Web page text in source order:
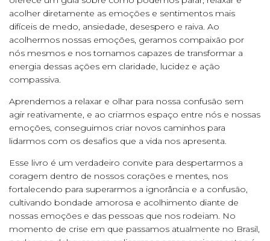
acolher diretamente as emoções e sentimentos mais
difíceis de medo, ansiedade, desespero e raiva. Ao
acolhermos nossas emoções, geramos compaixão por
nós mesmos e nos tornamos capazes de transformar a
energia dessas ações em claridade, lucidez e ação
compassiva.
Aprendemos a relaxar e olhar para nossa confusão sem
agir reativamente, e ao criarmos espaço entre nós e nossas
emoções, conseguimos criar novos caminhos para
lidarmos com os desafios que a vida nos apresenta.
Esse livro é um verdadeiro convite para despertarmos a
coragem dentro de nossos corações e mentes, nos
fortalecendo para superarmos a ignorância e a confusão,
cultivando bondade amorosa e acolhimento diante de
nossas emoções e das pessoas que nos rodeiam. No
momento de crise em que passamos atualmente no Brasil,